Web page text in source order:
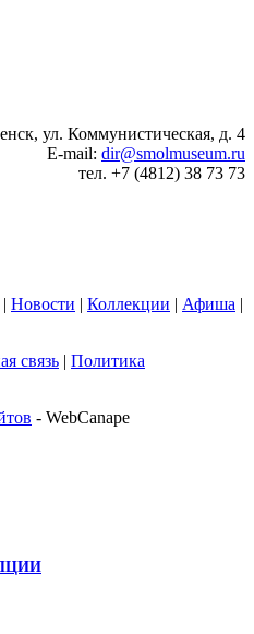
ул. Коммунистическая, д. 4
E-mail: dir@smolmuseum.ru
тел. +7 (4812) 38 73 73
| Новости | Коллекции | Афиша |
связь | Политика
- WebCanape